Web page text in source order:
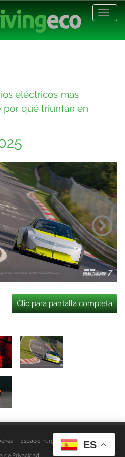
eléctricos más
por qué triunfan en
Clic para pantalla completa
Espacio Furgo Aviso Legal
de Privacidad
ES